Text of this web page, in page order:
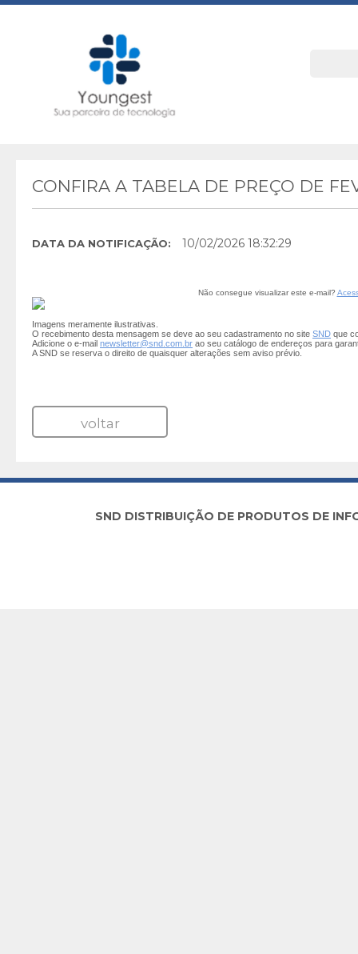
CONFIRA A TABELA DE PREÇO DE
DATA DA NOTIFICAÇÃO: 10/02/2026 18:32:29
Não consegue visualizar este e-mail?
Imagens meramente ilustrativas.
O recebimento desta mensagem se deve ao seu cadastramento no site SND que
Adicione o e-mail newsletter@snd.com.br ao seu catálogo de endereços para
A SND se reserva o direito de quaisquer alterações sem aviso prévio.
voltar
SND DISTRIBUIÇÃO DE PRODUTOS DE